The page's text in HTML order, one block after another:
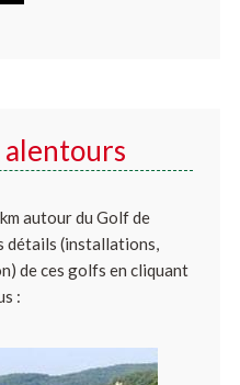
autour du Golf de
détails (installations,
de ces golfs en cliquant
: